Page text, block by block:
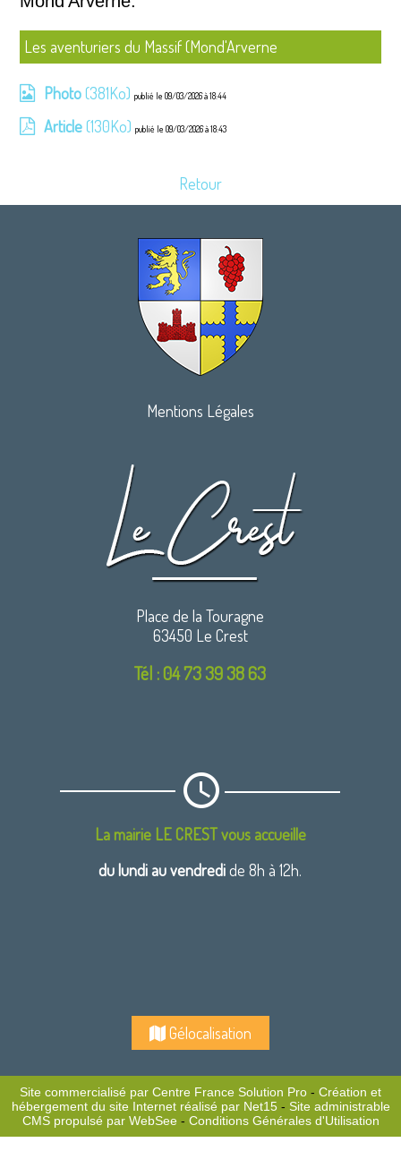
Les aventuriers du Massif (Mond'Arverne
Photo(381Ko)publié le 09/03/2026 à 18:44
Article(130Ko)publié le 09/03/2026 à 18:43
Retour
Mentions Légales
Place de la Touragne
63450 Le Crest
Tél : 04 73 39 38 63
La mairie LE CREST vous accueille
du lundi au vendredide 8h à 12h.
Gélocalisation
Site commercialisé par Centre France Solution Pro - Création et
hébergement du site Internet réalisé par Net15- Site administrable
CMS propulsé par WebSee- Conditions Générales d'Utilisation